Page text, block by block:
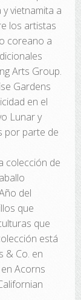
vietnamita a
los artistas
coreano a
Arts Group.
Gardens
en el
Lunar y
por parte de
colección de
del
que
que
está
& Co. en
Acorns